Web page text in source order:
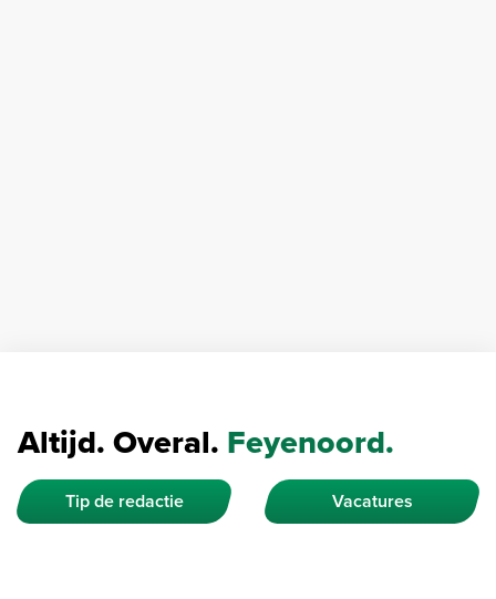
Altijd. Overal. Feyenoord.
Tip de redactie Vacatures